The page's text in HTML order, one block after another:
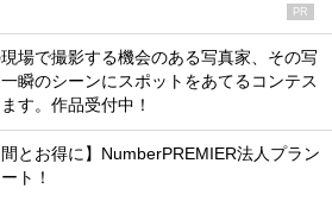
PR
場で撮影する機会のある写真家、その写
瞬のシーンにスポットをあてるコンテス
す。作品受付中！
間とお得に】NumberPREMIER法人プラン
ト！